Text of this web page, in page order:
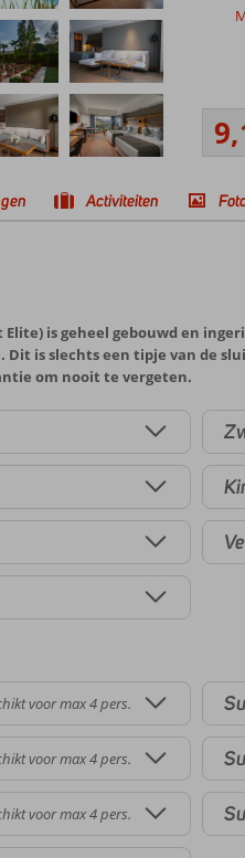
Activiteiten
Elite) is geheel gebouwd en
is slechts een tipje van de
om nooit te vergeten.
voor max 4 pers.
voor max 4 pers.
voor max 4 pers.